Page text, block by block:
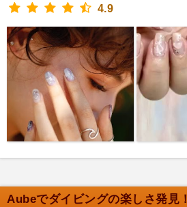
4.9
Aubeでダイビングの楽しさ発見！